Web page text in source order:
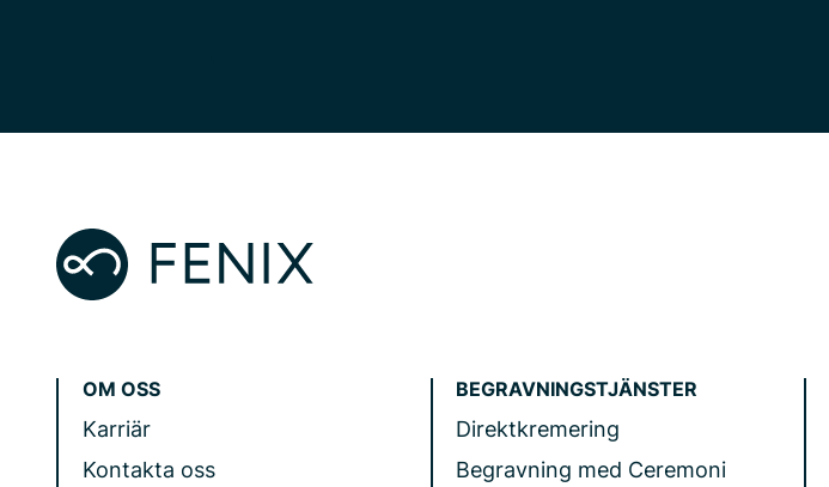
OM OSS
Karriär
Kontakta oss
BEGRAVNINGSTJÄNSTER
Direktkremering
Begravning med Ceremoni